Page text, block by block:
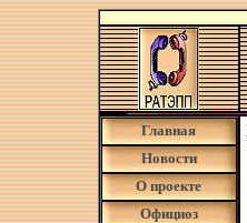
Главная
Новости
О проекте
Официоз